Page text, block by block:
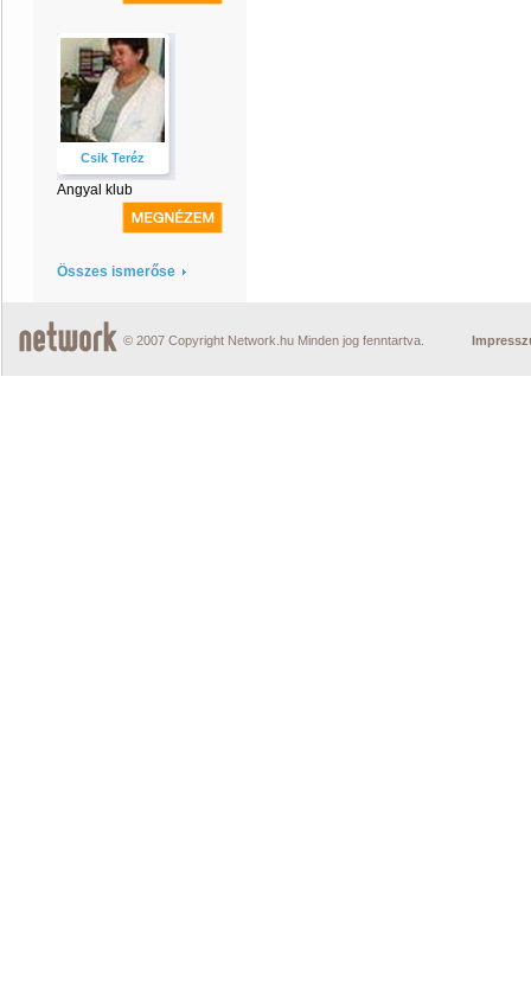
Csik Teréz
Angyal klub
Összes ismerőse
© 2007 Copyright Network.hu Minden jog fenntartva.